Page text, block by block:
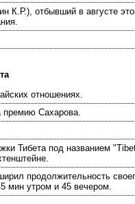
К.Р.), отбывший в августе
отношениях.
премию Сахарова.
Тибета под названием
продолжительность
мин утром и 45 вечером.